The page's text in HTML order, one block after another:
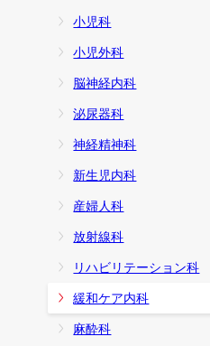
小児科
小児外科
脳神経内科
泌尿器科
神経精神科
新生児内科
産婦人科
放射線科
リハビリテーション科
緩和ケア内科
麻酔科